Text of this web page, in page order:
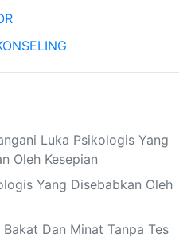
Luka Psikologis Yang
Oleh Kesepian
Yang Disebabkan Oleh
Bakat Dan Minat Tanpa Tes